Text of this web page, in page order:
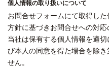
個人情報の取り扱いについて
お問合せフォームにて取得し
方針に基づきお問合せへの対応
当社は保有する個人情報を適
び本人の同意を得た場合を除
せん。